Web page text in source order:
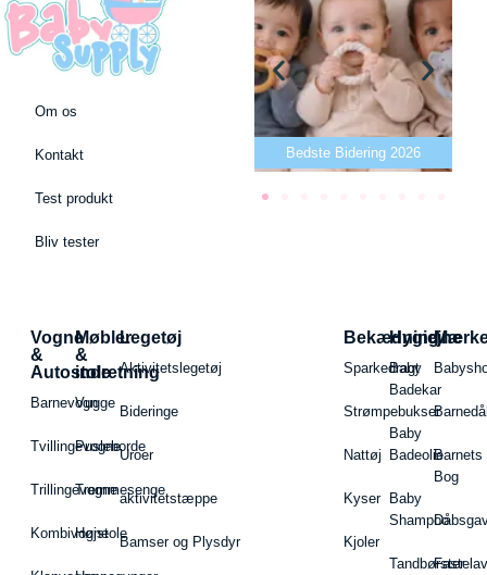
Om os
Kontakt
Test produkt
Bliv tester
Bedste puslepude 2026 Bedste Bidering 2026
Vogne
&
Autostole
Barnevogn
Tvillingevogne
Trillingevogne
Kombivogne
Møbler
&
indretning
Vugge
Pusleborde
Tremmesenge
Højstole
Legetøj
Aktivitetslegetøj
Bideringe
Uroer
aktivitetstæppe
Bamser og Plysdyr
Bekædning
Sparkedragt
Strømpebukser
Nattøj
Kyser
Kjoler
Hygiejne
Baby
Badekar
Baby
Badeolie
Baby
Shampoo
Tandbørster
Barnets
Bog